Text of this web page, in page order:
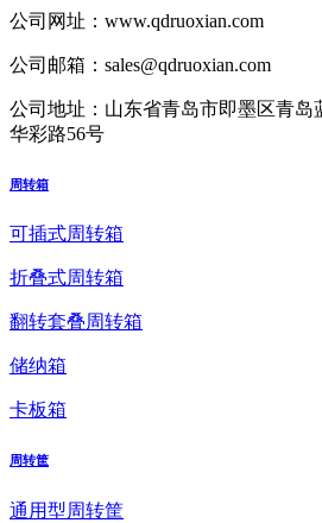
公司网址： www.qdruoxian.com
公司邮箱： sales@qdruoxian.com
公司地址： 山东省青岛市即墨区青岛
华彩路56号
周转箱
可插式周转箱
折叠式周转箱
翻转套叠周转箱
储纳箱
卡板箱
周转筐
通用型周转筐